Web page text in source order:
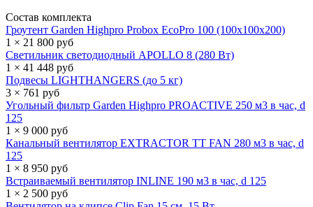
Состав комплекта
Гроутент Garden Highpro Probox EcoPro 100 (100х100х200)
1 × 21 800 руб
Светильник светодиодный APOLLO 8 (280 Вт)
1 × 41 448 руб
Подвесы LIGHTHANGERS (до 5 кг)
3 × 761 руб
Угольный фильтр Garden Highpro PROACTIVE 250 м3 в час, d
125
1 × 9 000 руб
Канальный вентилятор EXTRACTOR TT FAN 280 м3 в час, d
125
1 × 8 950 руб
Встраиваемый вентилятор INLINE 190 м3 в час, d 125
1 × 2 500 руб